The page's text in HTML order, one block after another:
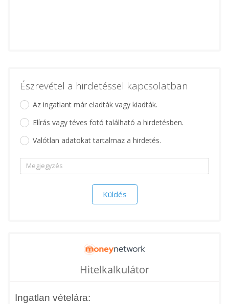
Észrevétel a hirdetéssel kapcsolatban
Az ingatlant már eladták vagy kiadták.
Elírás vagy téves fotó található a hirdetésben.
Valótlan adatokat tartalmaz a hirdetés.